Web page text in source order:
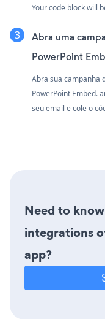
Your code block will
Abra uma
PowerPoint
Abra sua campanha
PowerPoint Embed.
seu email e cole o
Need to
integrations
app?